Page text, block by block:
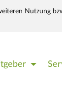
Nutzung